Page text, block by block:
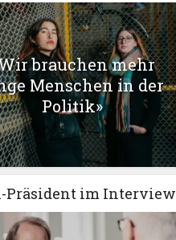
brauchen mehr
Menschen in der
Politik»
Präsident im Interview